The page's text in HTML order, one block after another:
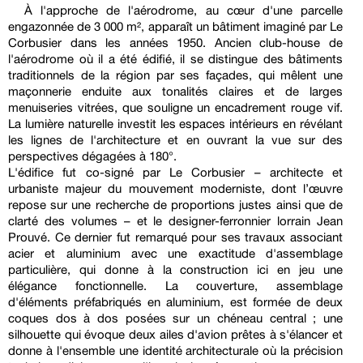
À l'approche de l'aérodrome, au cœur d'une parcelle
engazonnée de 3 000 m², apparaît un bâtiment imaginé par Le
Corbusier dans les années 1950. Ancien club-house de
l'aérodrome où il a été édifié, il se distingue des bâtiments
traditionnels de la région par ses façades, qui mêlent une
maçonnerie enduite aux tonalités claires et de larges
menuiseries vitrées, que souligne un encadrement rouge vif.
La lumière naturelle investit les espaces intérieurs en révélant
les lignes de l'architecture et en ouvrant la vue sur des
perspectives dégagées à 180°.
L'édifice fut co-signé par Le Corbusier – architecte et
urbaniste majeur du mouvement moderniste, dont l’œuvre
repose sur une recherche de proportions justes ainsi que de
clarté des volumes – et le designer-ferronnier lorrain Jean
Prouvé. Ce dernier fut remarqué pour ses travaux associant
acier et aluminium avec une exactitude d'assemblage
particulière, qui donne à la construction ici en jeu une
élégance fonctionnelle. La couverture, assemblage
d'éléments préfabriqués en aluminium, est formée de deux
coques dos à dos posées sur un chéneau central ; une
silhouette qui évoque deux ailes d'avion prêtes à s'élancer et
donne à l'ensemble une identité architecturale où la précision